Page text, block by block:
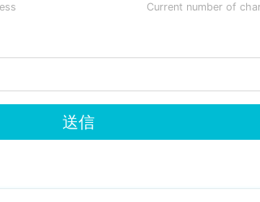
Current number of
送信